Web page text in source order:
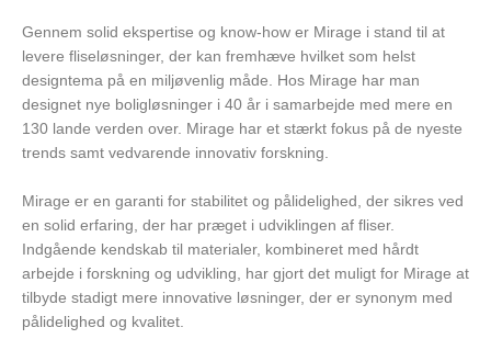
Gennem solid ekspertise og know-how er Mirage i stand til at
levere fliseløsninger, der kan fremhæve hvilket som helst
designtema på en miljøvenlig måde. Hos Mirage har man
designet nye boligløsninger i 40 år i samarbejde med mere en
130 lande verden over. Mirage har et stærkt fokus på de nyeste
trends samt vedvarende innovativ forskning.
Mirage er en garanti for stabilitet og pålidelighed, der sikres ved
en solid erfaring, der har præget i udviklingen af fliser.
Indgående kendskab til materialer, kombineret med hårdt
arbejde i forskning og udvikling, har gjort det muligt for Mirage at
tilbyde stadigt mere innovative løsninger, der er synonym med
pålidelighed og kvalitet.